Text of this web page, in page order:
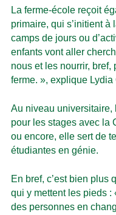
La ferme-école reçoit
primaire, qui s’initient
camps de jours ou
enfants vont aller
nous et les nourrir,
ferme. », explique Lydia
Au niveau universitaire,
pour les stages avec la
ou encore, elle sert de
étudiantes en génie.
En bref, c’est bien plus
qui y mettent les pieds :
des personnes en